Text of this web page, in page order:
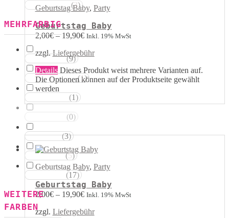
Geburtstag Baby, Party
Geburtstag Baby
2,00€–19,90€ Inkl. 19% MwSt
zzgl.Liefergebühr
Details Dieses Produkt weist mehrere Varianten auf.
Die Optionen können auf der Produktseite gewählt
werden
Geburtstag Baby, Party
Geburtstag Baby
2,00€– 19,90€ Inkl. 19% MwSt
zzgl. Liefergebühr
Schwarztöne (3)
MEHRFARBIG
Rosa Weiss (9)
Schwarz Weiss (1)
(1)
(0)
Rot Weiss (3)
Blau Weiss (5)
(17)
WEITERE
FARBEN